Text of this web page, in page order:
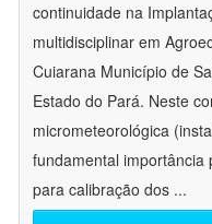
continuidade na
multidisciplinar em
Cuiarana Município de
Estado do Pará. Neste
micrometeorológica
fundamental importância
para calibração dos ...